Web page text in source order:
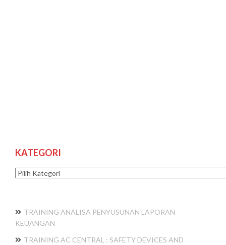
KATEGORI
Kategori
TRAINING ANALISA PENYUSUNAN LAPORAN
KEUANGAN
TRAINING AC CENTRAL : SAFETY DEVICES AND